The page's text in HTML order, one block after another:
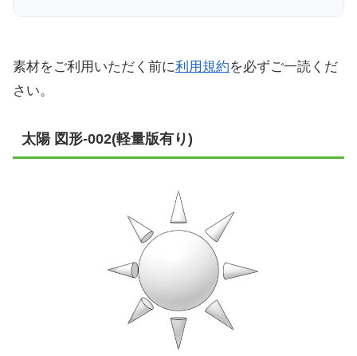
素材をご利用いただく前に利用規約を必ずご一読くだ
さい。
太陽 図形-002(軽量版有り)